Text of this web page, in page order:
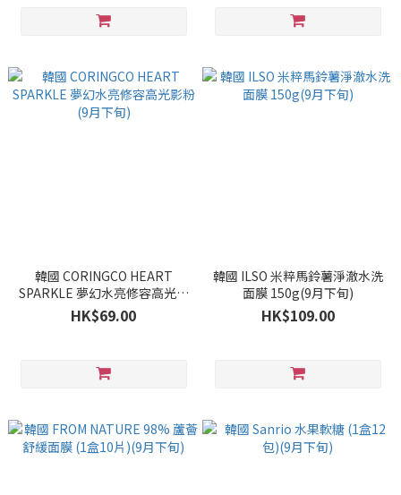
韓國 CORINGCO HEART
SPARKLE 夢幻水亮修容高光影
粉(9月下旬)
HK$69.00
韓國 ILSO 米粹馬鈴薯淨澈水洗
面膜 150g(9月下旬)
HK$109.00